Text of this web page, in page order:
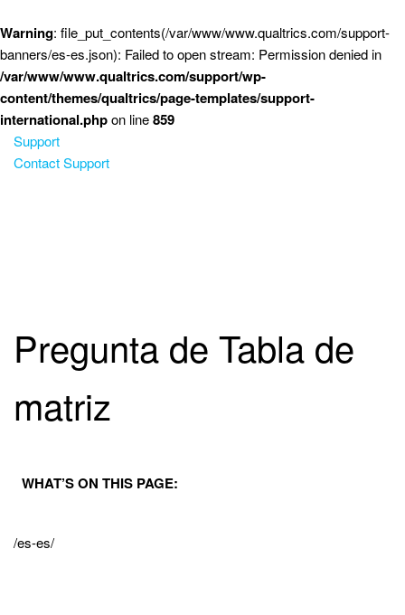
Warning: file_put_contents(/var/www/www.qualtrics.com/support-
banners/es-es.json): Failed to open stream: Permission denied in
/var/www/www.qualtrics.com/support/wp-
content/themes/qualtrics/page-templates/support-
international.phpon line859
Support
Contact Support
Pregunta de Tabla de
matriz
WHAT’S ON THIS PAGE:
/es-es/